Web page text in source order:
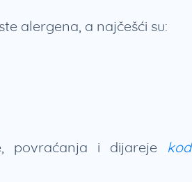
alergena, a najčešći su:
povraćanja i dijareje kod